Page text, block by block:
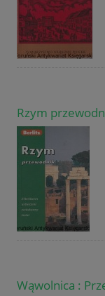
Rzym
Wąwolnica :